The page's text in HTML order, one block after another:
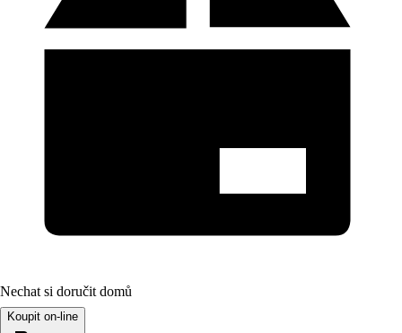
Nechat si doručit domů
Koupit on-line